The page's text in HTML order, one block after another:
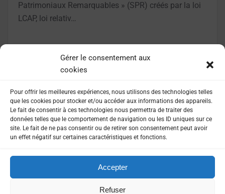
Gérer le consentement aux
cookies
Pour offrir les meilleures expériences, nous utilisons des technologies telles
que les cookies pour stocker et/ou accéder aux informations des appareils.
Le fait de consentir à ces technologies nous permettra de traiter des
données telles que le comportement de navigation ou les ID uniques sur ce
site. Le fait de ne pas consentir ou de retirer son consentement peut avoir
un effet négatif sur certaines caractéristiques et fonctions.
Accepter
Refuser
Patrimoniaux Remarquables » (SPR) créés par la loi
LCAP, loi relativ…
LIRE LA SUITE
MENTIONS LÉGALES
POLITIQUE DE CONFIDENTIALITÉ